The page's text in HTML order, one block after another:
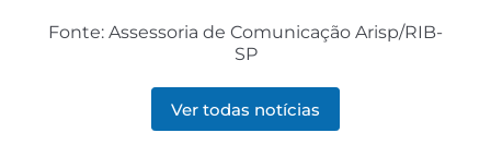
Fonte: Assessoria de Comunicação Arisp/RIB-
SP
Ver todas notícias